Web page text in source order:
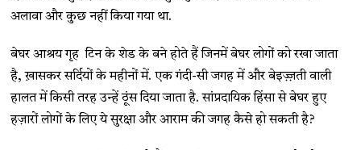
अलावा और कुछ नहीं किया गया था.
बेघर आश्रय गृह टिन के शेड के बने होते हैं जिनमें बेघर लोगों को रखा जाता
है, ख़ासकर सर्दियों के महीनों में. एक गंदी-सी जगह में और बेइज़्ज़ती वाली
हालत में किसी तरह उन्हें ठूंस दिया जाता है. सांप्रदायिक हिंसा से बेघर हुए
हज़ारों लोगों के लिए ये सुरक्षा और आराम की जगह कैसे हो सकती है?